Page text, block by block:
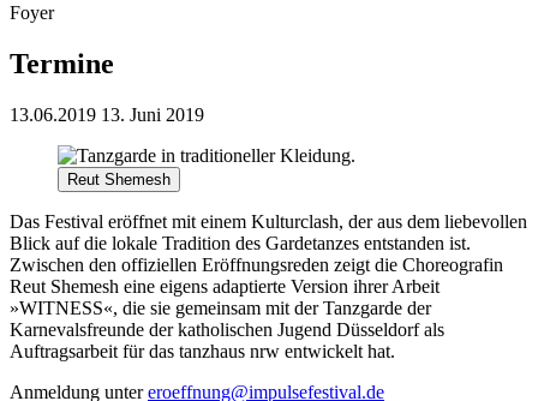
Foyer
Termine
13.06.2019 13. Juni 2019
Reut Shemesh
Das Festival eröffnet mit einem Kulturclash, der aus dem liebevollen
Blick auf die lokale Tradition des Gardetanzes entstanden ist.
Zwischen den offiziellen Eröffnungsreden zeigt die Choreografin
Reut Shemesh eine eigens adaptierte Version ihrer Arbeit
»WITNESS«, die sie gemeinsam mit der Tanzgarde der
Karnevalsfreunde der katholischen Jugend Düsseldorf als
Auftragsarbeit für das tanzhaus nrw entwickelt hat.
Anmeldung untereroeffnung@impulsefestival.de